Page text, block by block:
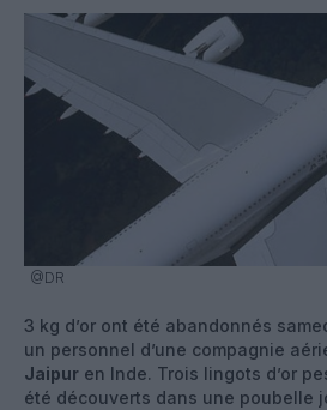
@DR
3 kg d’or ont été abandonnés
un personnel d’une compagnie
Jaipur en Inde. Trois lingots d’or
été découverts dans une poubelle